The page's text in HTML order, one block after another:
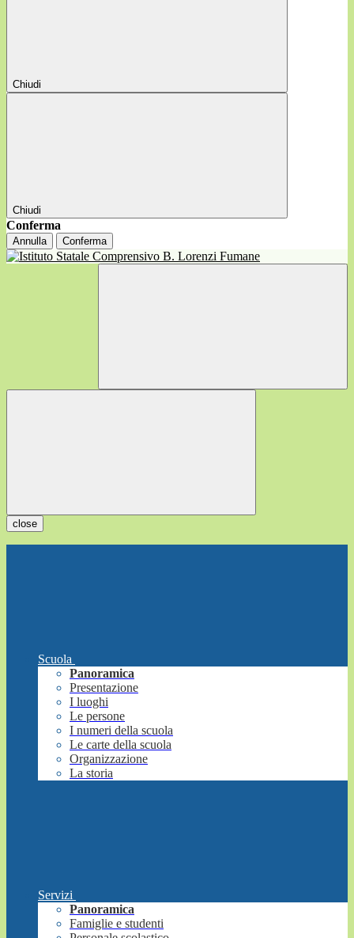
Chiudi
Chiudi
Conferma
Annulla Conferma
close
Scuola
Panoramica
Presentazione
I luoghi
Le persone
I numeri della scuola
Le carte della scuola
Organizzazione
La storia
Servizi
Panoramica
Famiglie e studenti